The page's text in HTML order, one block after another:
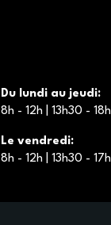
Du lundi au jeudi:
8h - 12h | 13h30 - 18h
Le vendredi:
8h - 12h | 13h30 - 17h